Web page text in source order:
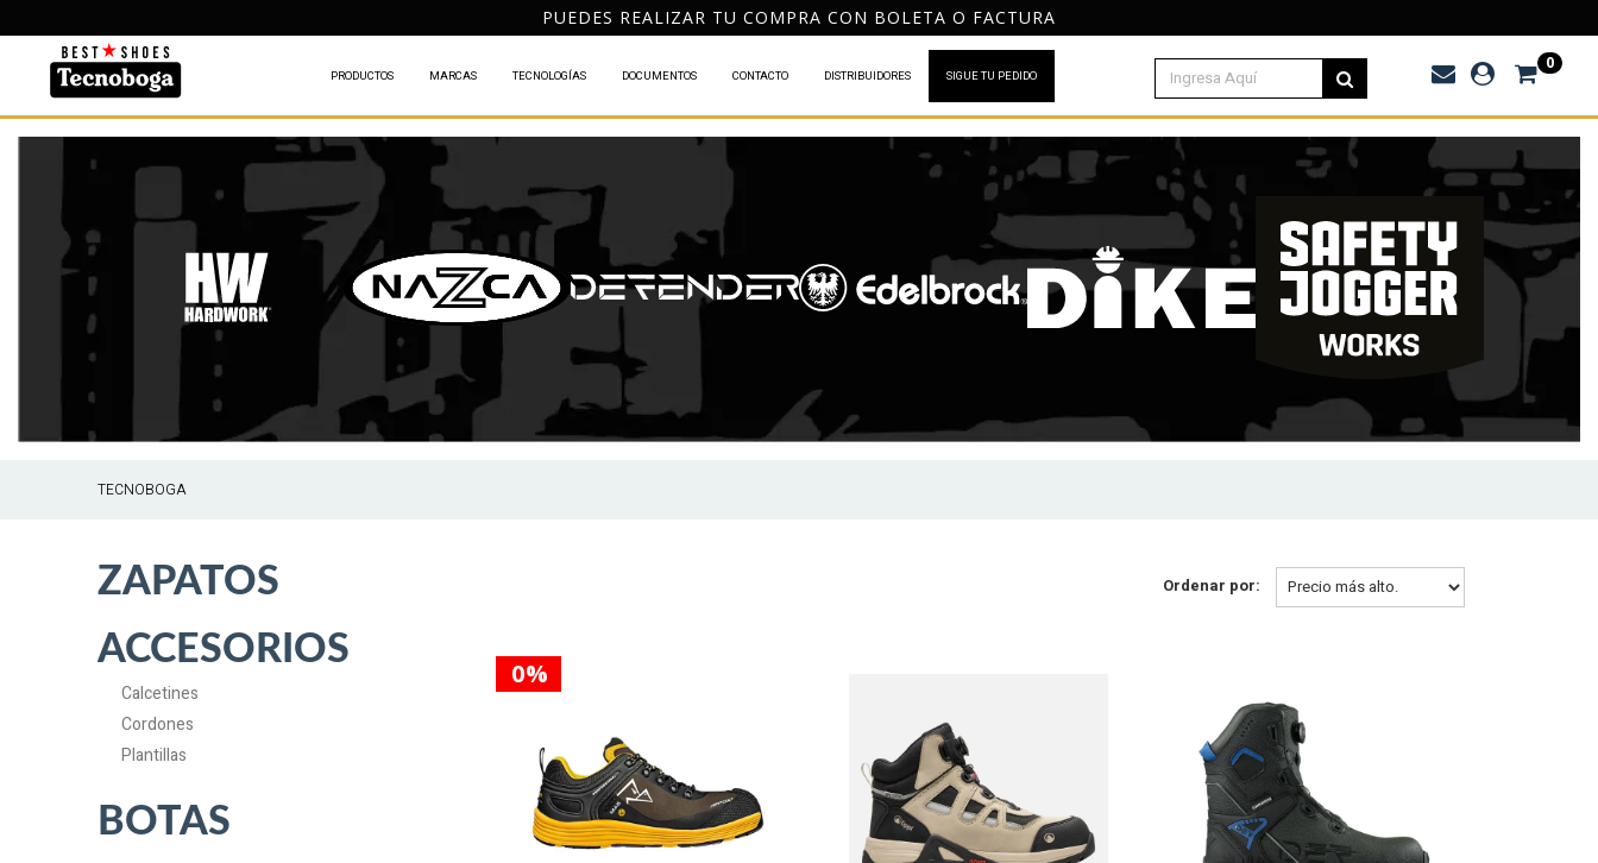
DESPACHO GRATIS A TODO CHILE POR COMPRAS DESDE $120.000
PRODUCTOS MARCAS TECNOLOGÍAS DOCUMENTOS CONTACTO DISTRIBUIDORES SIGUE TU PEDIDO
0
TECNOBOGA
ZAPATOS
ACCESORIOS
Calcetines
Cordones
Plantillas
BOTAS
Ordenar por:
0 %